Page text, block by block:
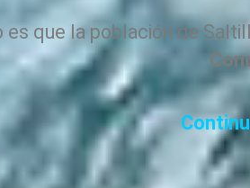
es que la población de